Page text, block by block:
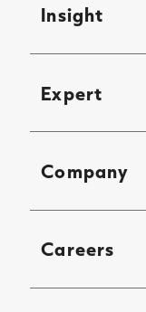
Insight
Expert
Company
Careers